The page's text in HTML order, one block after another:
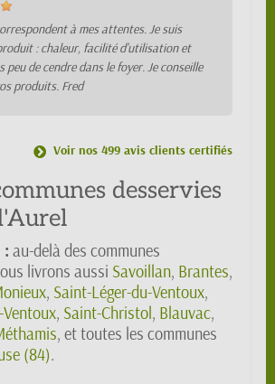
à mes attentes. Je suis
: chaleur, facilité d'utilisation et
peu de cendre dans le foyer. Je conseille
produits. Fred
Voir nos 499 avis clients certifiés
desservies
: au-delà des communes
livrons aussi Savoillan, Brantes,
, Saint-Léger-du-Ventoux,
, Saint-Christol, Blauvac,
, et toutes les communes
(84).